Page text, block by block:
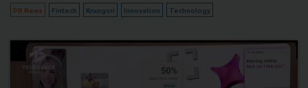
PR News Fintech Krungsri Innovation Technology